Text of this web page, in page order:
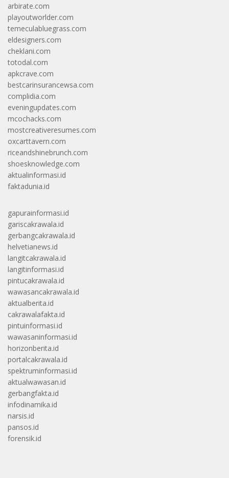
arbirate.com
playoutworlder.com
temeculabluegrass.com
eldesigners.com
cheklani.com
totodal.com
apkcrave.com
bestcarinsurancewsa.com
complidia.com
eveningupdates.com
mcochacks.com
mostcreativeresumes.com
oxcarttavern.com
riceandshinebrunch.com
shoesknowledge.com
aktualinformasi.id
faktadunia.id
gapurainformasi.id
gariscakrawala.id
gerbangcakrawala.id
helvetianews.id
langitcakrawala.id
langitinformasi.id
pintucakrawala.id
wawasancakrawala.id
aktualberita.id
cakrawalafakta.id
pintuinformasi.id
wawasaninformasi.id
horizonberita.id
portalcakrawala.id
spektruminformasi.id
aktualwawasan.id
gerbangfakta.id
infodinamika.id
narsis.id
pansos.id
forensik.id